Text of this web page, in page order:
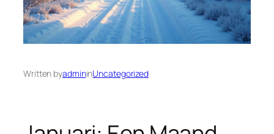
Written byadmininUncategorized